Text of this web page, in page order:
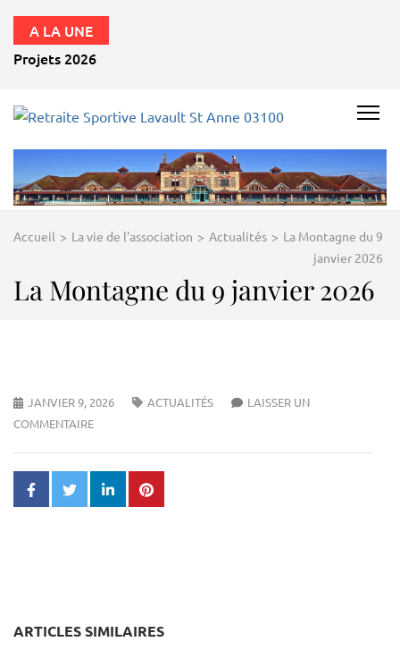
A LA UNE
Projets 2026 – 2027
SPORTIVE
LAVAULT
03100
Accueil > La vie de l'association > Actualités > La Montagne du 9
janvier 2026
La Montagne du 9 janvier 2026
JANVIER 9, 2026 ACTUALITÉS
LAISSER UN
COMMENTAIRE
ARTICLES SIMILAIRES